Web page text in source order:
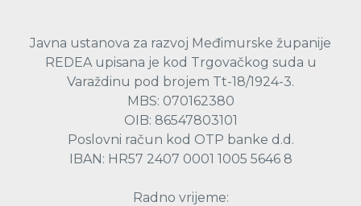
Javna ustanova za razvoj Međimurske županije
REDEA upisana je kod Trgovačkog suda u
Varaždinu pod brojem Tt-18/1924-3.
MBS: 070162380
OIB: 86547803101
Poslovni račun kod OTP banke d.d.
IBAN: HR57 2407 0001 1005 5646 8
Radno vrijeme: